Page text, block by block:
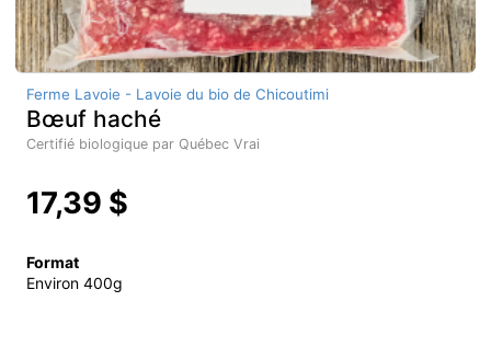
Ferme Lavoie - Lavoie du bio de Chicoutimi
Bœuf haché
Certifié biologique par Québec Vrai
17,39 $
Format
Environ 400g